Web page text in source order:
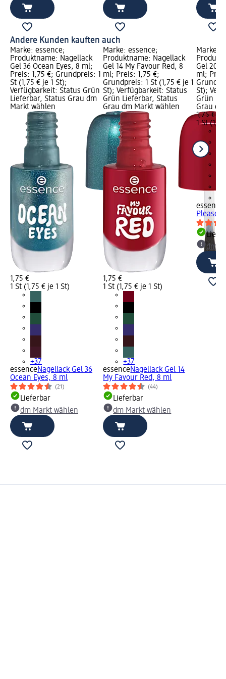
Andere Kunden kauften auch
Marke: essence;
Produktname: Nagellack
Gel 36 Ocean Eyes, 8 ml;
Preis: 1,75 €; Grundpreis: 1
St (1,75 € je 1 St);
Verfügbarkeit: Status Grün
Lieferbar, Status Grau dm
Markt wählen
1,75 €
1 St (1,75 € je 1 St)
+37
essenceNagellack Gel 36
Ocean Eyes, 8 ml
(21)
Lieferbar
dm Markt wählen
Marke: essence;
Produktname: Nagellack
Gel 14 My Favour Red, 8
ml; Preis: 1,75 €;
Grundpreis: 1 St (1,75 € je 1
St); Verfügbarkeit: Status
Grün Lieferbar, Status
Grau dm Markt wählen
1,75 €
1 St (1,75 € je 1 St)
+37
essenceNagellack Gel 14
My Favour Red, 8 ml
(44)
Lieferbar
dm Markt wählen
Marke:
Gel 20
ml;
St);
Grün
Grau
1,75 €
1 St
essence
Please
dm